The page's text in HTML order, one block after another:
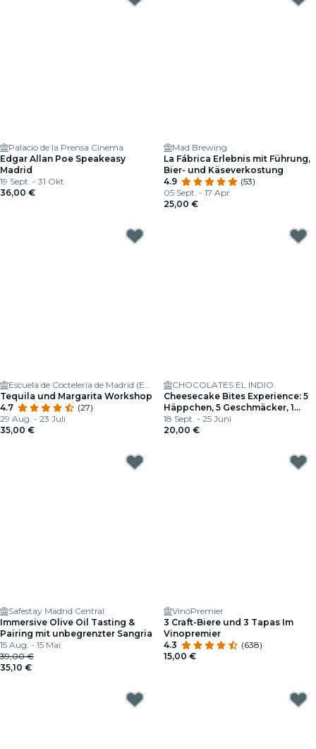
Palacio de la Prensa Cinema
Edgar Allan Poe Speakeasy
Madrid
19 Sept. - 31 Okt.
36,00 €
Mad Brewing
La Fábrica Erlebnis mit Führung,
Bier- und Käseverkostung
4.9
(53)
05 Sept. - 17 Apr.
25,00 €
Escuela de Coctelería de Madrid (ESCOM)
Tequila und Margarita Workshop
4.7
(27)
29 Aug. - 23 Juli
35,00 €
CHOCOLATES EL INDIO
Cheesecake Bites Experience: 5
Häppchen, 5 Geschmäcker, 1
unwiderstehbares Angebot
18 Sept. - 25 Juni
20,00 €
Safestay Madrid Central
Immersive Olive Oil Tasting &
Pairing mit unbegrenzter Sangria
15 Aug. - 15 Mai
39,00 €
35,10 €
VinoPremier
3 Craft-Biere und 3 Tapas Im
Vinopremier
4.3
(638)
15,00 €